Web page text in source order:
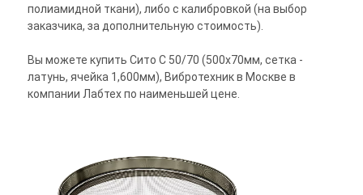
полиамидной ткани), либо с калибровкой (на выбор
заказчика, за дополнительную стоимость).
Вы можете купить Сито С 50/70 (500х70мм, сетка -
латунь, ячейка 1,600мм), Вибротехник в Москве в
компании Лабтех по наименьшей цене.